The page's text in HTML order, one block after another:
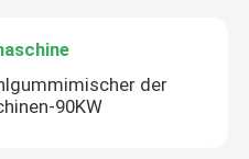
der
90KW